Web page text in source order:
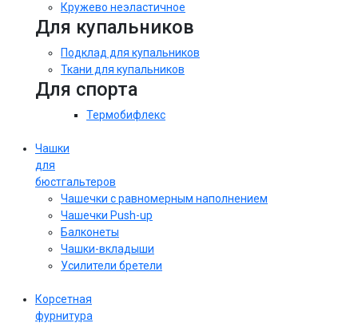
Кружево неэластичное
Для купальников
Подклад для купальников
Ткани для купальников
Для спорта
Термобифлекс
Чашки
для
бюстгальтеров
Чашечки с равномерным наполнением
Чашечки Push-up
Балконеты
Чашки-вкладыши
Усилители бретели
Корсетная
фурнитура